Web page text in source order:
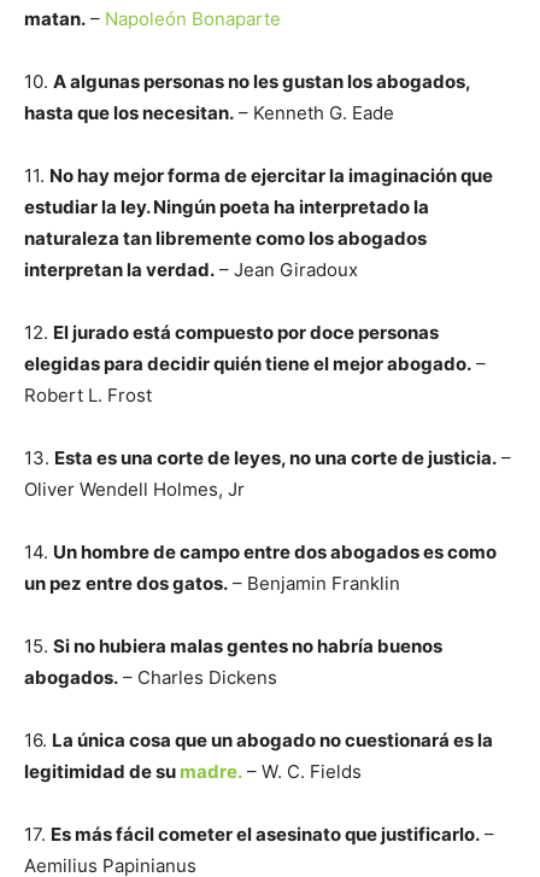
matan. – Napoleón Bonaparte
10. A algunas personas no les gustan los abogados,
hasta que los necesitan. – Kenneth G. Eade
11. No hay mejor forma de ejercitar la imaginación que
estudiar la ley. Ningún poeta ha interpretado la
naturaleza tan libremente como los abogados
interpretan la verdad. – Jean Giradoux
12. El jurado está compuesto por doce personas
elegidas para decidir quién tiene el mejor abogado. –
Robert L. Frost
13. Esta es una corte de leyes, no una corte de justicia. –
Oliver Wendell Holmes, Jr
14. Un hombre de campo entre dos abogados es como
un pez entre dos gatos. – Benjamin Franklin
15. Si no hubiera malas gentes no habría buenos
abogados. – Charles Dickens
16. La única cosa que un abogado no cuestionará es la
legitimidad de su madre. – W. C. Fields
17. Es más fácil cometer el asesinato que justificarlo. –
Aemilius Papinianus